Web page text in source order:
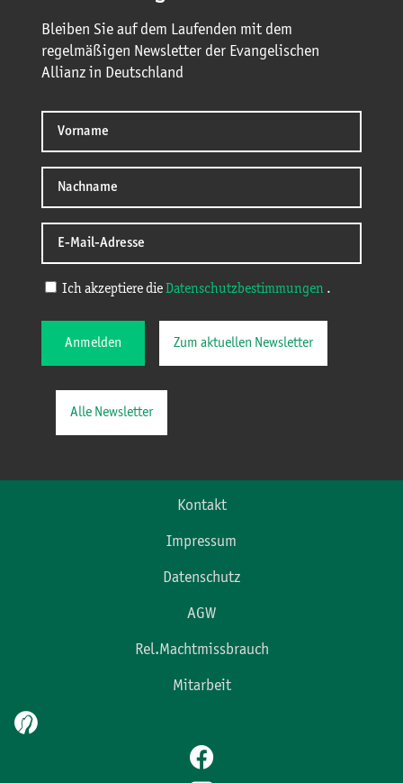
Bleiben Sie auf dem Laufenden mit dem
regelmäßigen Newsletter der Evangelischen
Allianz in Deutschland
Ich akzeptiere die Datenschutzbestimmungen .
Anmelden Zum aktuellen Newsletter
Alle Newsletter
Kontakt
Impressum
Datenschutz
AGW
Rel.Machtmissbrauch
Mitarbeit